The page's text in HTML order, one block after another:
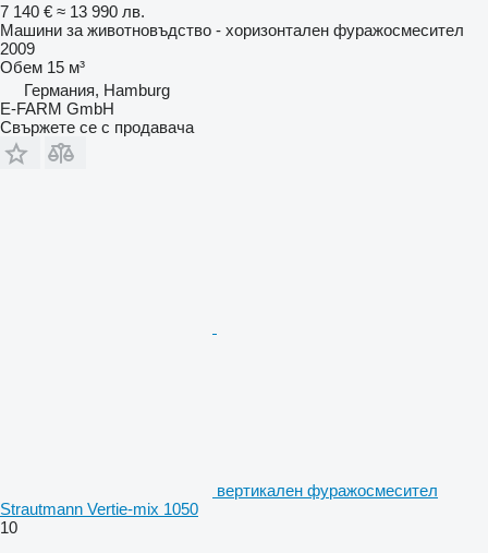
7 140 € ≈ 13 990 лв.
Машини за животновъдство - хоризонтален фуражосмесител
2009
Обем 15 м³
Германия, Hamburg
E-FARM GmbH
Свържете се с продавача
вертикален фуражосмесител
Strautmann Vertie-mix 1050
10